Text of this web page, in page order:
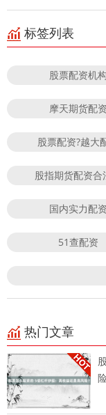
标签列表
股票配资机构
摩天期货配资
股票配资?越大
股指期货配资合
国内实力配资
51查配资
热门文章